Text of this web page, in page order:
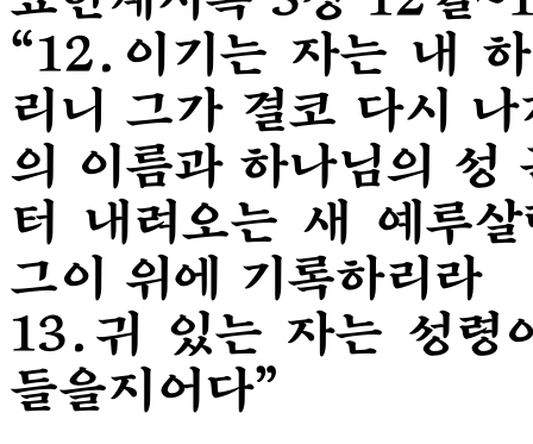
“12.이기는 자는 내
리니 그가 결코 다시
의 이름과 하나님의 성
터 내려오는 새 예루
그이 위에 기록하리라
13.귀 있는 자는 성령
들을지어다”